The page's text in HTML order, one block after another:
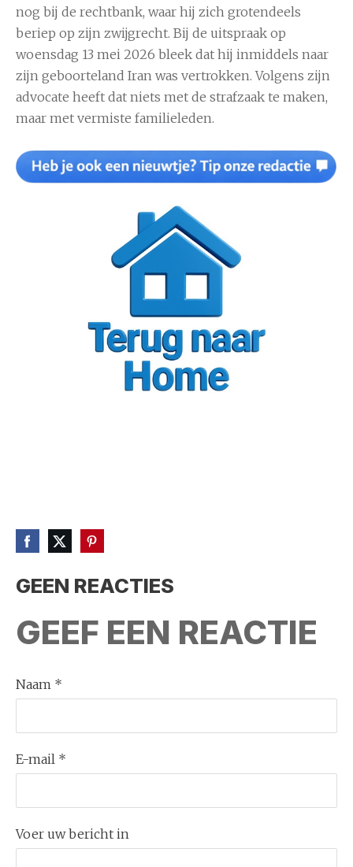
nog bij de rechtbank, waar hij zich grotendeels
beriep op zijn zwijgrecht. Bij de uitspraak op
woensdag 13 mei 2026 bleek dat hij inmiddels naar
zijn geboorteland Iran was vertrokken. Volgens zijn
advocate heeft dat niets met de strafzaak te maken,
maar met vermiste familieleden.
GEEN REACTIES
GEEF EEN REACTIE
Naam *
E-mail *
Voer uw bericht in